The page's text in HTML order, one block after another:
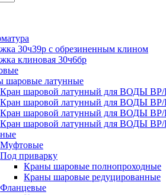
30ч39р с обрезиненным клином
клиновая 30ч6бр
шаровые латунные
Кран шаровой латунный для ВОДЫ
Кран шаровой латунный для ВОДЫ
Кран шаровой латунный для ВОДЫ
Кран шаровой латунный для ВОДЫ
Муфтовые
Под приварку
Краны шаровые полнопроходные
Краны шаровые редуцированные
Фланцевые